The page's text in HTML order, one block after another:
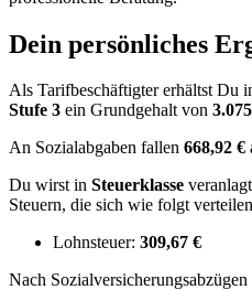
Dein persönliches
Als Tarifbeschäftigter erhältst Du
Stufe 3 ein Grundgehalt von
An Sozialabgaben fallen 668,92 €
Du wirst in Steuerklasse
Steuern, die sich wie folgt
Lohnsteuer: 309,67 €
Nach